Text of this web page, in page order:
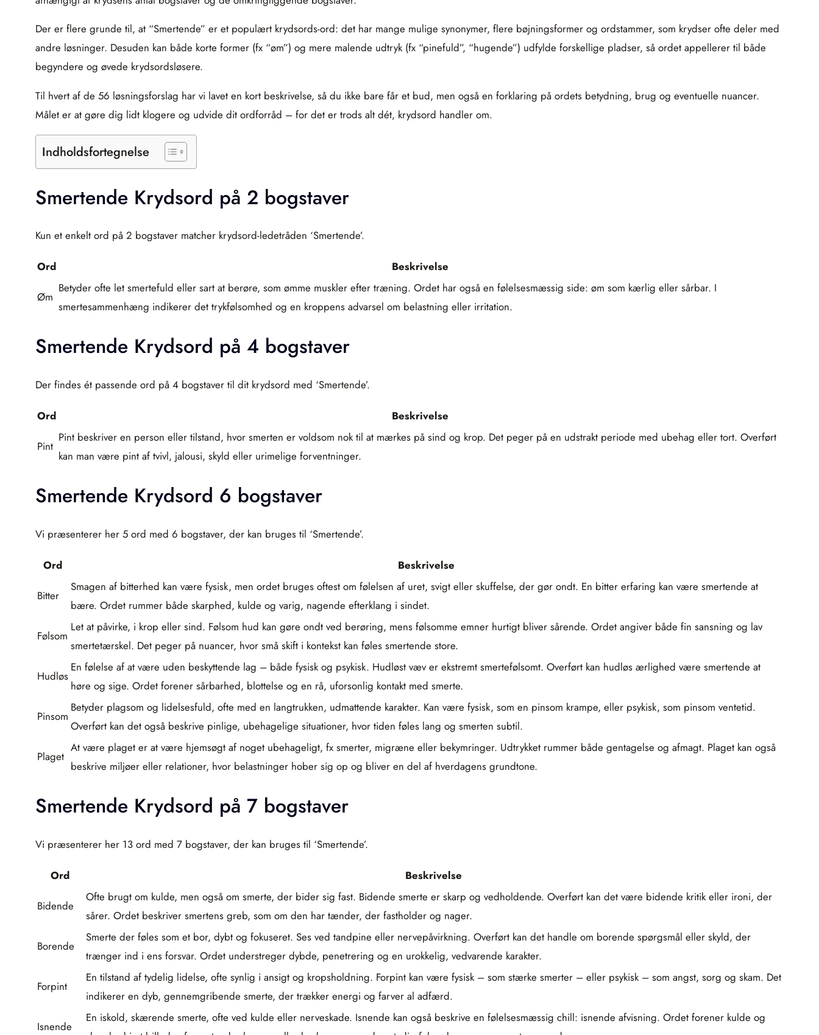
Der er flere grunde til, at “Smertende” er et populært krydsords‑ord: det har mange mulige synonymer, flere bøjningsformer og ordstammer, som krydser ofte deler med
andre løsninger. Desuden kan både korte former (fx “øm”) og mere malende udtryk (fx “pinefuld”, “hugende”) udfylde forskellige pladser, så ordet appellerer til både
begyndere og øvede krydsordsløsere.
Til hvert af de 56 løsningsforslag har vi lavet en kort beskrivelse, så du ikke bare får et bud, men også en forklaring på ordets betydning, brug og eventuelle nuancer.
Målet er at gøre dig lidt klogere og udvide dit ordforråd – for det er trods alt dét, krydsord handler om.
Indholdsfortegnelse
Smertende Krydsord på 2 bogstaver
Kun et enkelt ord på 2 bogstaver matcher krydsord-ledetråden ‘Smertende’.
Ord Beskrivelse
Øm
Betyder ofte let smertefuld eller sart at berøre, som ømme muskler efter træning. Ordet har også en følelsesmæssig side: øm som kærlig eller sårbar. I
smertesammenhæng indikerer det trykfølsomhed og en kroppens advarsel om belastning eller irritation.
Smertende Krydsord på 4 bogstaver
Der findes ét passende ord på 4 bogstaver til dit krydsord med ‘Smertende’.
Ord Beskrivelse
Pint
Pint beskriver en person eller tilstand, hvor smerten er voldsom nok til at mærkes på sind og krop. Det peger på en udstrakt periode med ubehag eller tort. Overført
kan man være pint af tvivl, jalousi, skyld eller urimelige forventninger.
Smertende Krydsord 6 bogstaver
Vi præsenterer her 5 ord med 6 bogstaver, der kan bruges til ‘Smertende’.
Ord Beskrivelse
Bitter
Smagen af bitterhed kan være fysisk, men ordet bruges oftest om følelsen af uret, svigt eller skuffelse, der gør ondt. En bitter erfaring kan være smertende at
bære. Ordet rummer både skarphed, kulde og varig, nagende efterklang i sindet.
Følsom
Let at påvirke, i krop eller sind. Følsom hud kan gøre ondt ved berøring, mens følsomme emner hurtigt bliver sårende. Ordet angiver både fin sansning og lav
smertetærskel. Det peger på nuancer, hvor små skift i kontekst kan føles smertende store.
Hudløs
En følelse af at være uden beskyttende lag – både fysisk og psykisk. Hudløst væv er ekstremt smertefølsomt. Overført kan hudløs ærlighed være smertende at
høre og sige. Ordet forener sårbarhed, blottelse og en rå, uforsonlig kontakt med smerte.
Pinsom
Betyder plagsom og lidelsesfuld, ofte med en langtrukken, udmattende karakter. Kan være fysisk, som en pinsom krampe, eller psykisk, som pinsom ventetid.
Overført kan det også beskrive pinlige, ubehagelige situationer, hvor tiden føles lang og smerten subtil.
Plaget
At være plaget er at være hjemsøgt af noget ubehageligt, fx smerter, migræne eller bekymringer. Udtrykket rummer både gentagelse og afmagt. Plaget kan også
beskrive miljøer eller relationer, hvor belastninger hober sig op og bliver en del af hverdagens grundtone.
Smertende Krydsord på 7 bogstaver
Vi præsenterer her 13 ord med 7 bogstaver, der kan bruges til ‘Smertende’.
Ord Beskrivelse
Bidende
Ofte brugt om kulde, men også om smerte, der bider sig fast. Bidende smerte er skarp og vedholdende. Overført kan det være bidende kritik eller ironi, der
sårer. Ordet beskriver smertens greb, som om den har tænder, der fastholder og nager.
Borende
Smerte der føles som et bor, dybt og fokuseret. Ses ved tandpine eller nervepåvirkning. Overført kan det handle om borende spørgsmål eller skyld, der
trænger ind i ens forsvar. Ordet understreger dybde, penetrering og en urokkelig, vedvarende karakter.
Forpint
En tilstand af tydelig lidelse, ofte synlig i ansigt og kropsholdning. Forpint kan være fysisk – som stærke smerter – eller psykisk – som angst, sorg og skam. Det
indikerer en dyb, gennemgribende smerte, der trækker energi og farver al adfærd.
Isnende
En iskold, skærende smerte, ofte ved kulde eller nerveskade. Isnende kan også beskrive en følelsesmæssig chill: isnende afvisning. Ordet forener kulde og